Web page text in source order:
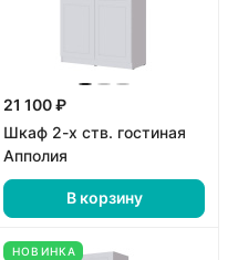
21 100 ₽
Шкаф 2-х ств. гостиная
Апполия
В корзину
НОВИНКА